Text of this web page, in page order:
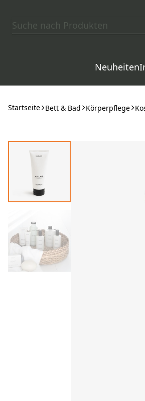
Neuheiten
Startseite Bett & Bad Körperpflege